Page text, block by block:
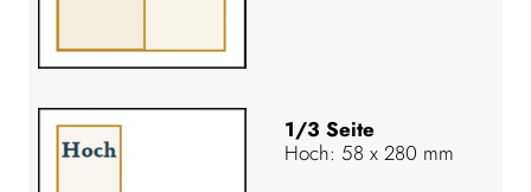
1/3 Seite
Hoch: 58 x 280 mm